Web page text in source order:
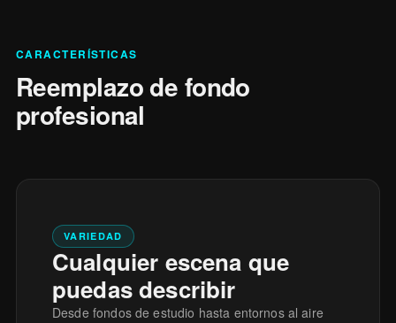
CARACTERÍSTICAS
Reemplazo de fondo
profesional
VARIEDAD
Cualquier escena que
puedas describir
Desde fondos de estudio hasta entornos al aire